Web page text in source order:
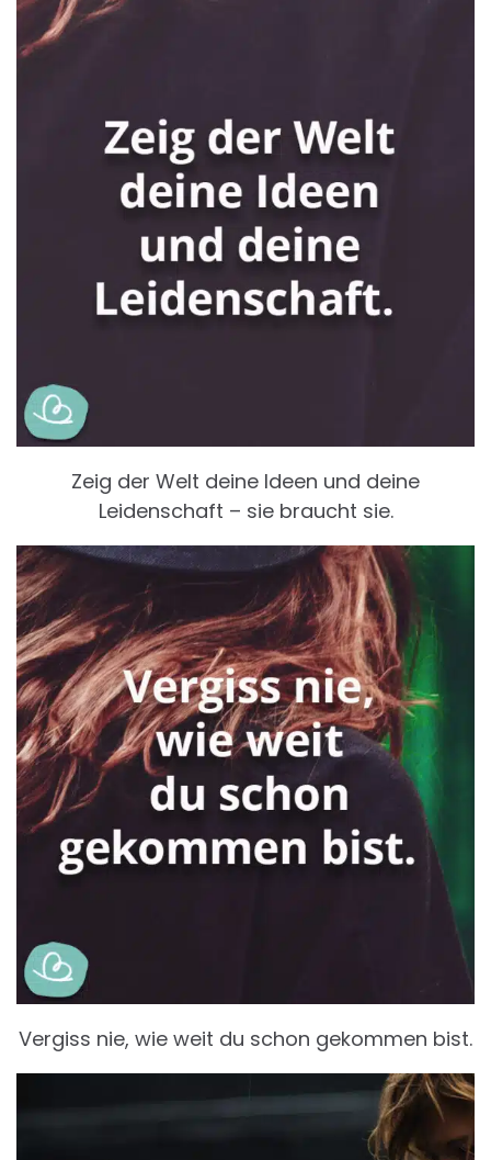
Zeig der Welt deine Ideen und deine
Leidenschaft – sie braucht sie.
Vergiss nie, wie weit du schon gekommen bist.